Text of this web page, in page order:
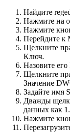
Найдите
Нажмите на
Нажмите
Перейдите к
Щелкните
Ключ.
Назовите его
Щелкните
Значение
Задайте имя
Дважды
данных как 1.
Нажмите